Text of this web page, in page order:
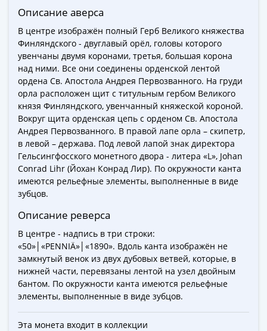
книга
Личности
Мультипликация
События
Серебряные
золотые
Города
трудовой
доблести
Освобожденные
Города-
столицы
Наборы
коллекции
Монеты
СССР
РСФСР
Описание аверса
В центре изображён полный Герб Великого княжества
Финляндского - двуглавый орёл, головы которого
увенчаны двумя коронами, третья, большая корона
над ними. Все они соединены орденской лентой
ордена Св. Апостола Андрея Первозванного. На груди
орла расположен щит с титульным гербом Великого
князя Финляндского, увенчанный княжеской короной.
Вокруг щита орденская цепь с орденом Св. Апостола
Андрея Первозванного. В правой лапе орла – скипетр,
в левой – держава. Под левой лапой знак директора
Гельсингфосского монетного двора - литера «L», Johan
Conrad Lihr (Йохан Конрад Лир). По окружности канта
имеются рельефные элементы, выполненные в виде
зубцов.
Описание реверса
В центре - надпись в три строки:
«50»│«PENNIÄ»│«1890». Вдоль канта изображён не
замкнутый венок из двух дубовых ветвей, которые, в
нижней части, перевязаны лентой на узел двойным
бантом. По окружности канта имеются рельефные
элементы, выполненные в виде зубцов.
Эта монета входит в коллекции